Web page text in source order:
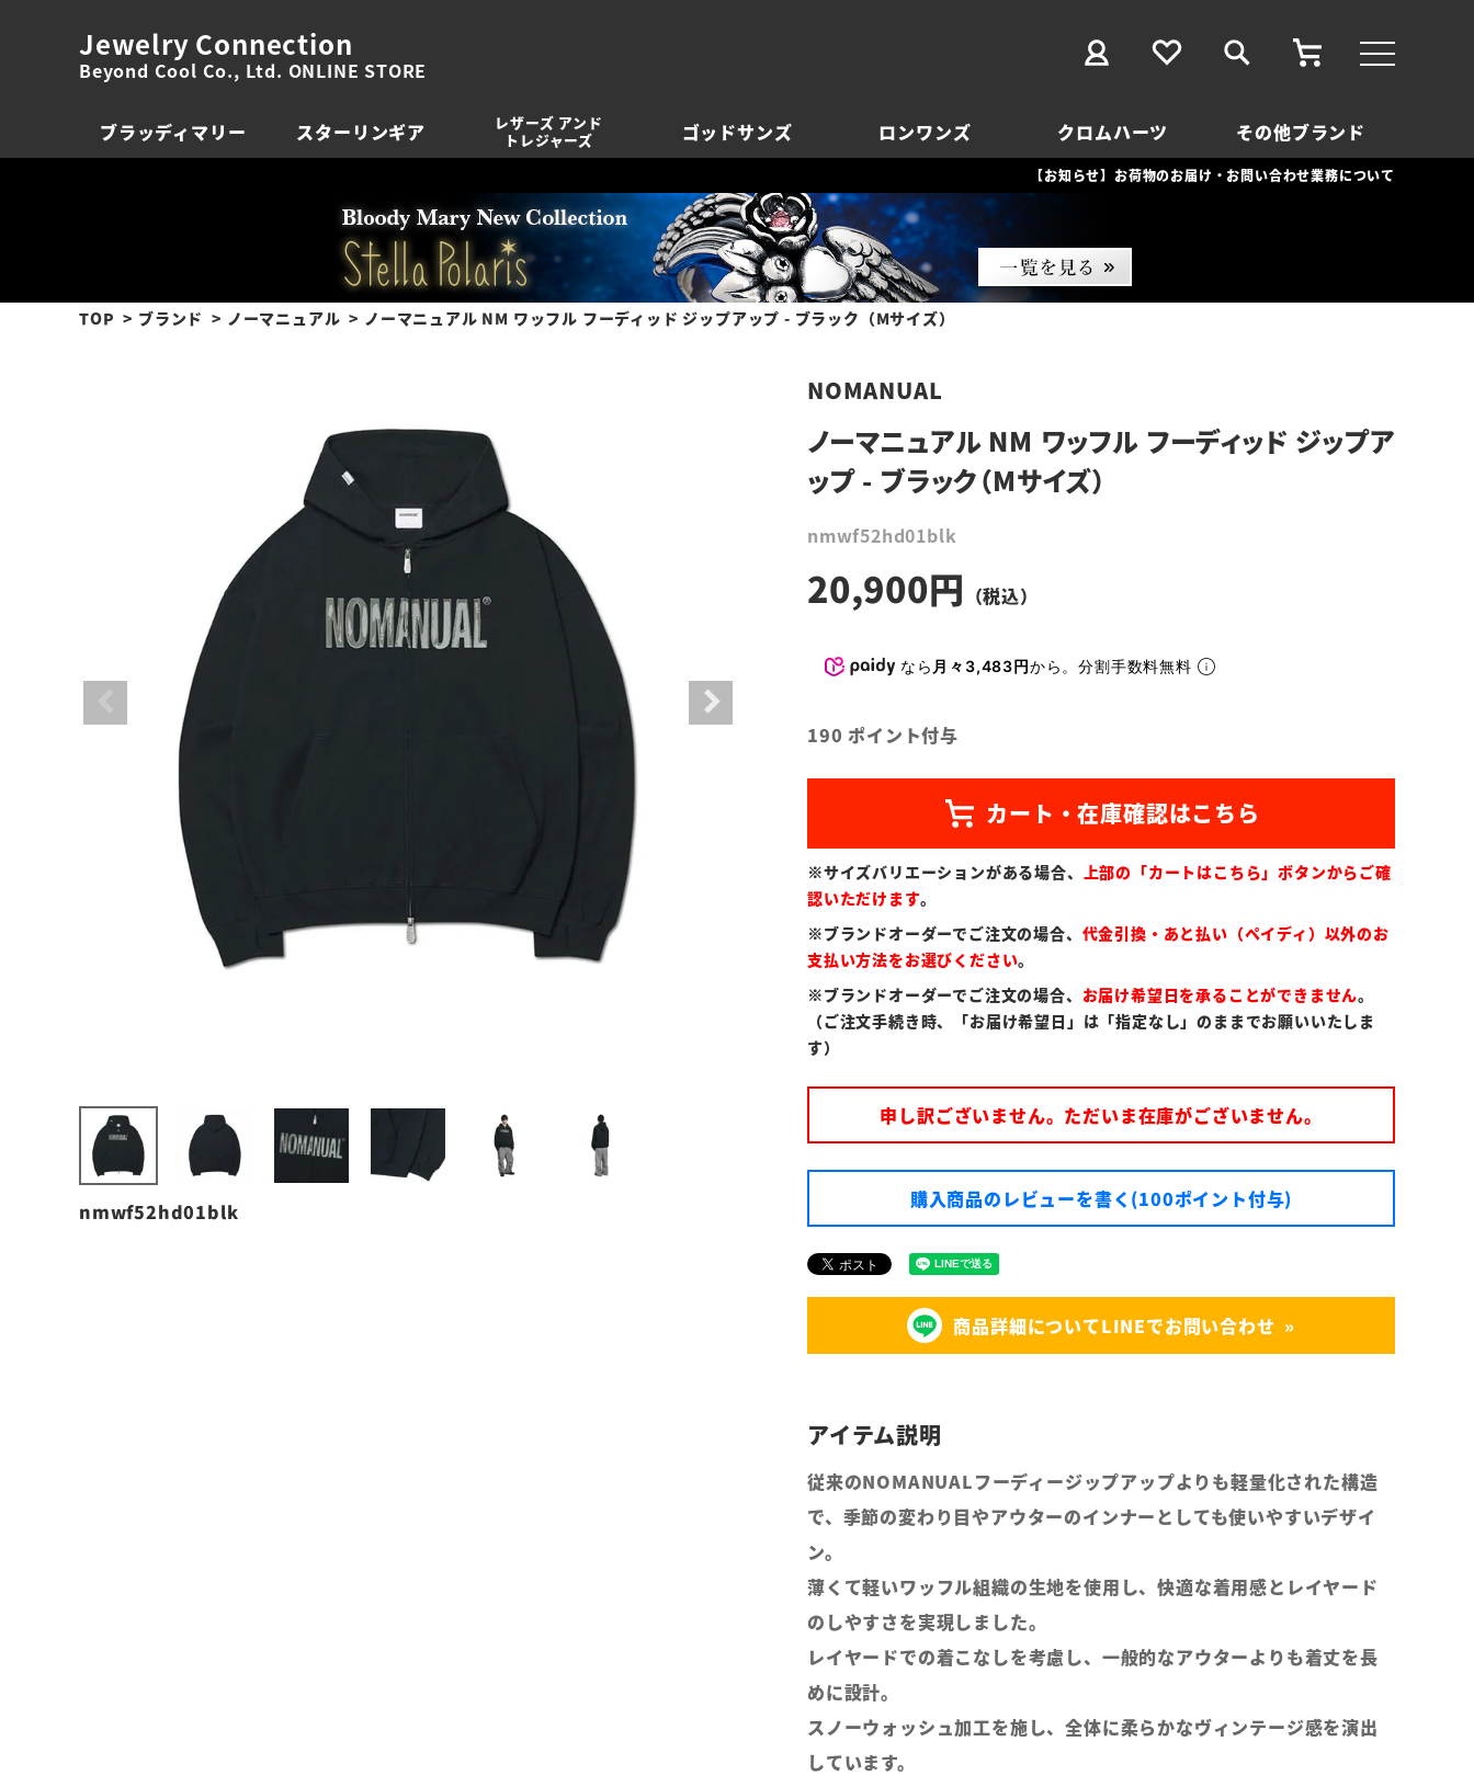
Jewelry Connection
Beyond Cool Co., Ltd. ONLINE STORE
ブラッディマリー スターリンギア
レザーズ アンド
トレジャーズ
ゴッドサンズ ロンワンズ クロムハーツ その他ブランド
【お知らせ】お荷物のお届け・お問い合わせ業務について
TOP ブランド ノーマニュアル ノーマニュアル NM ワッフル フーディッド ジップアップ - ブラック（Mサイズ）
nmwf52hd01blk
NOMANUAL
ノーマニュアル NM ワッフル フーディッド ジップア
ップ - ブラック（Mサイズ）
nmwf52hd01blk
20,900
なら 月々3,483円から。分割手数料無料
190 ポイント付与
※サイズバリエーションがある場合、
上部の「カートはこちら」ボタンからご確
認いただけます。
※ブランドオーダーでご注文の場合、 代金引換・あと払い（ペイディ）以外のお
支払い方法をお選びください。
※ブランドオーダーでご注文の場合、 お届け希望日を承ることができません。
（ご注文手続き時、「お届け希望日」は「指定なし」のままでお願いいたしま
す）
申し訳ございません。ただいま在庫がございません。
購入商品のレビューを書く(100ポイント付与)
商品詳細についてLINEでお問い合わせ
従来のNOMANUALフーディージップアップよりも軽量化された構造
で、季節の変わり目やアウターのインナーとしても使いやすいデザイ
ン。
薄くて軽いワッフル組織の生地を使用し、快適な着用感とレイヤード
のしやすさを実現しました。
レイヤードでの着こなしを考慮し、一般的なアウターよりも着丈を長
めに設計。
スノーウォッシュ加工を施し、全体に柔らかなヴィンテージ感を演出
しています。